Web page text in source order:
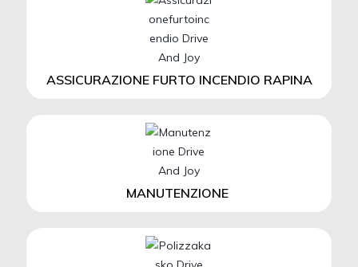
ASSICURAZIONE FURTO INCENDIO RAPINA
MANUTENZIONE